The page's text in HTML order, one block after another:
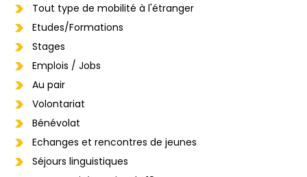
Tout type de mobilité à l'étranger
Etudes/Formations
Stages
Emplois / Jobs
Au pair
Volontariat
Bénévolat
Echanges et rencontres de jeunes
Séjours linguistiques